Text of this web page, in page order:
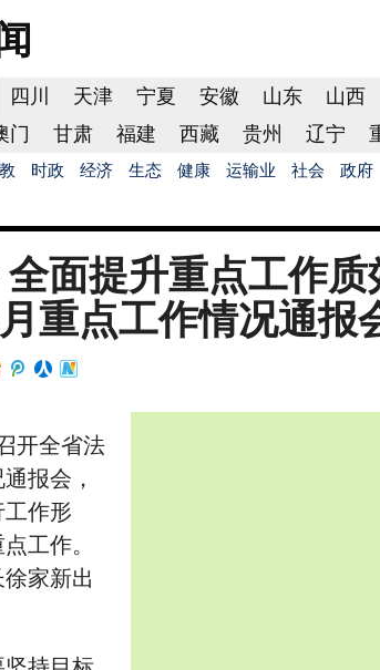
四川 天津 宁夏 安徽 山东 山西
门 甘肃 福建 西藏 贵州 辽宁
时政 经济 生态 健康 运输业 社会 政府
面提升重点工作质
重点工作情况通报
开全省法
报会，
作形
工作。
家新出